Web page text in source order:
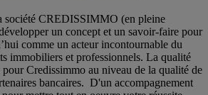
société CREDISSIMMO (en pleine
un concept et un savoir-faire pour
comme un acteur incontournable du
immobiliers et professionnels. La qualité
pour Credissimmo au niveau de la qualité de
bancaires. D'un accompagnement